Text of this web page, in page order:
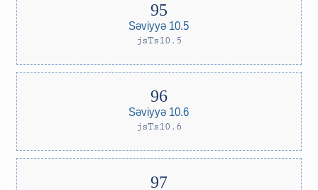
Səviyyə 10.5
jsTs10.5
Səviyyə 10.6
jsTs10.6